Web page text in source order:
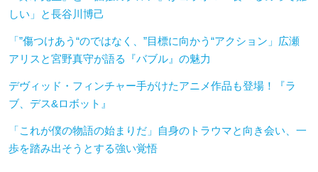
しい」と長谷川博己
「”傷つけあう“のではなく、”目標に向かう“アクション」広瀬
アリスと宮野真守が語る『バブル』の魅力
デヴィッド・フィンチャー手がけたアニメ作品も登場！『ラ
ブ、デス&ロボット』
「これが僕の物語の始まりだ」自身のトラウマと向き会い、一
歩を踏み出そうとする強い覚悟